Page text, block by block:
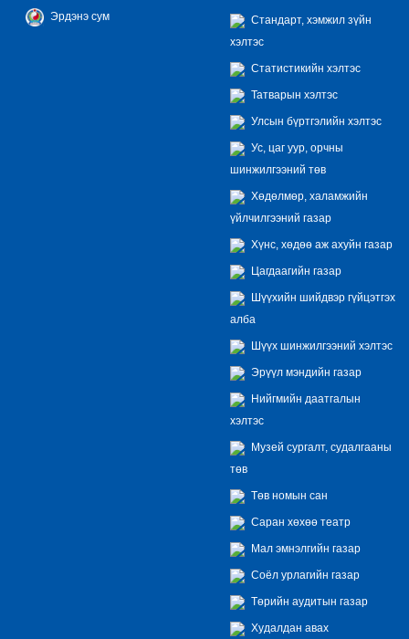
Эрдэнэ сум
Стандарт, хэмжил зүйн
хэлтэс
Статистикийн хэлтэс
Татварын хэлтэс
Улсын бүртгэлийн хэлтэс
Ус, цаг уур, орчны
шинжилгээний төв
Хөдөлмөр, халамжийн
үйлчилгээний газар
Хүнс, хөдөө аж ахуйн газар
Цагдаагийн газар
Шүүхийн шийдвэр гүйцэтгэх
алба
Шүүх шинжилгээний хэлтэс
Эрүүл мэндийн газар
Нийгмийн даатгалын
хэлтэс
Музей сургалт, судалгааны
төв
Төв номын сан
Саран хөхөө театр
Мал эмнэлгийн газар
Соёл урлагийн газар
Төрийн аудитын газар
Худалдан авах